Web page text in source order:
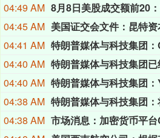
04:49 AM
04:45 AM
04:41 AM
04:40 AM
04:40 AM
04:38 AM
04:38 AM